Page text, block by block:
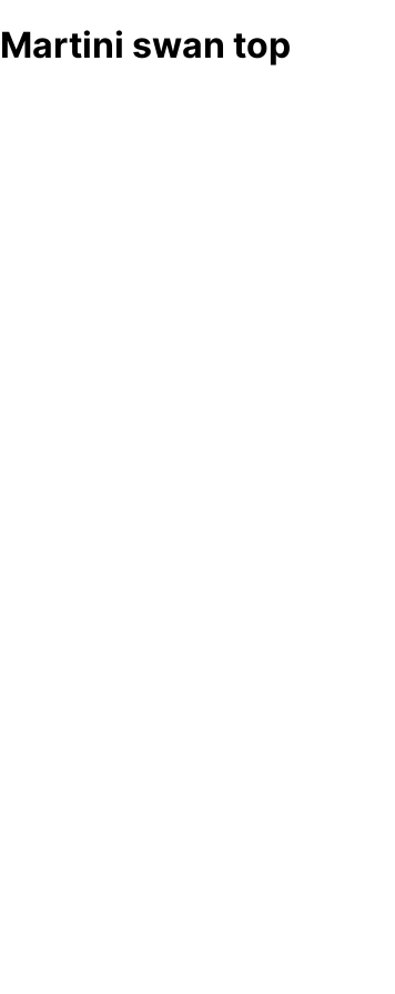
Martini swan top